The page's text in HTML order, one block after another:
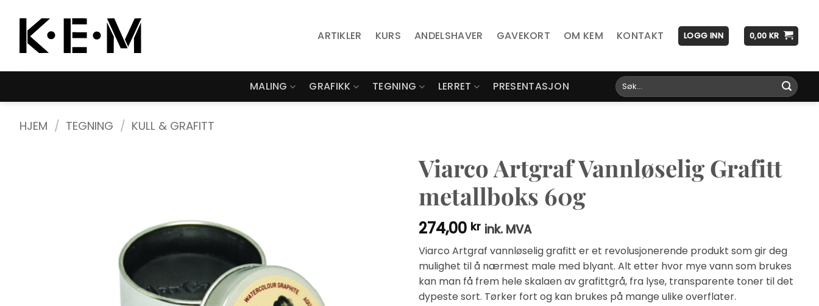
content
ARTIKLER KURS ANDELSHAVER GAVEKORT OM KEM KONTAKT LOGG INN 0,00 KR
MALING GRAFIKK TEGNING LERRET PRESENTASJON
Søk
etter:
HJEM / TEGNING / KULL & GRAFITT
Viarco Artgraf Vannløselig Grafitt
metallboks 60g
274,00 kr ink. MVA
Viarco Artgraf vannløselig grafitt er et revolusjonerende produkt som gir deg
mulighet til å nærmest male med blyant. Alt etter hvor mye vann som brukes
kan man få frem hele skalaen av grafittgrå, fra lyse, transparente toner til det
dypeste sort. Tørker fort og kan brukes på mange ulike overflater.